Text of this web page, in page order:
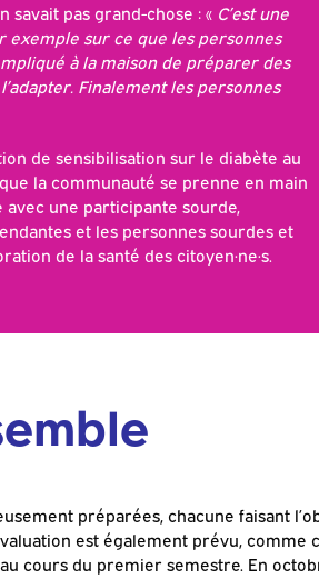
pas grand-chose : « C’est une
exemple sur ce que les personnes
à la maison de préparer des
Finalement les personnes
de sensibilisation sur le diabète au
la communauté se prenne en main
une participante sourde,
et les personnes sourdes et
de la santé des citoyen·ne·s.
préparées, chacune faisant
est également prévu, comme
cours du premier semestre. En